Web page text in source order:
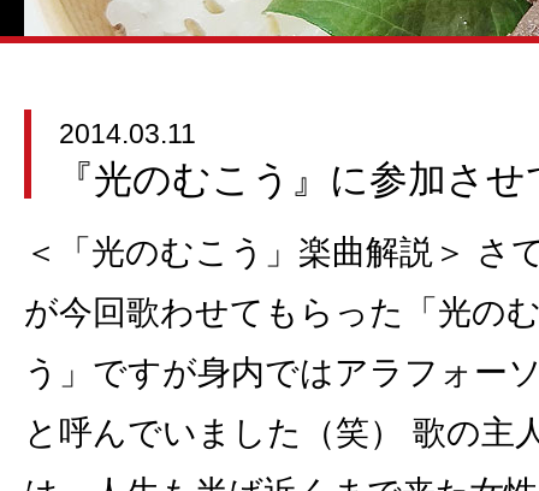
2014.03.11
『光のむこう』に参加さ
＜「光のむこう」楽曲解説＞ さ
が今回歌わせてもらった「光の
う」ですが身内ではアラフォー
と呼んでいました（笑） 歌の主